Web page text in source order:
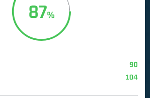
87
90
104